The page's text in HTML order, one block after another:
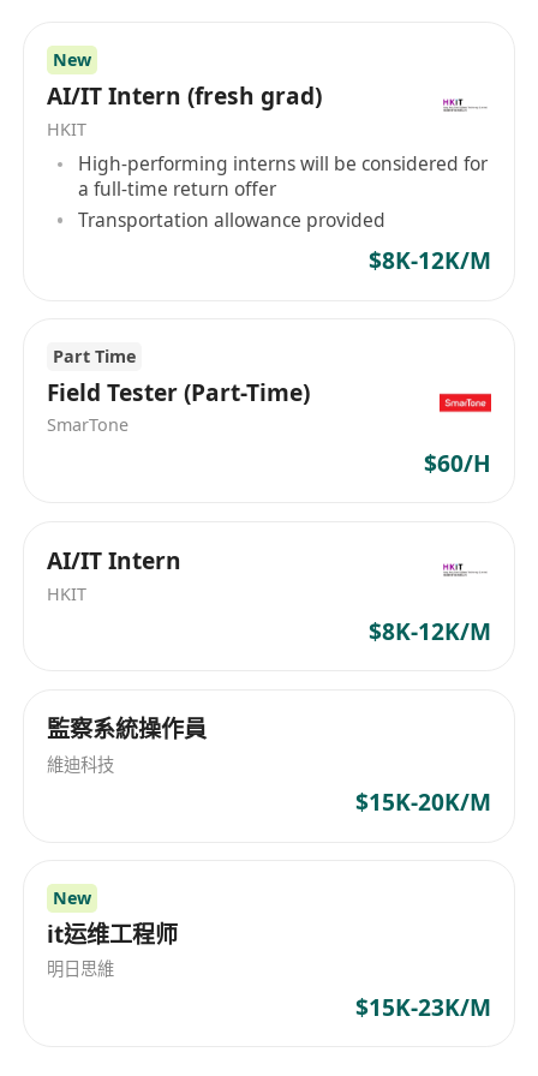
New
AI/IT Intern (fresh grad)
HKIT
High-performing interns will be considered for
a full-time return offer
Transportation allowance provided
$8K-12K/M
Part Time
Field Tester (Part-Time)
SmarTone
$60/H
AI/IT Intern
HKIT
$8K-12K/M
監察系統操作員
維迪科技
$15K-20K/M
New
it运维工程师
明日思維
$15K-23K/M